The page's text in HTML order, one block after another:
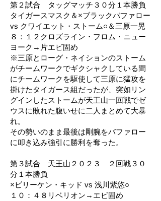
第２試合 タッグマッチ３０分１本勝負
タイガースマスク＆×ブラックバファロー
vs クワイエット・ストーム○＆三原一晃
８：１２クロズライン・フロム・ニュー
ヨーク→片エビ固め
※三原とローグ・ネイションのストーム
がチームワークでギクシャクしている間
にチームワークを駆使して三原に猛攻を
掛けたタイガース組だったが、突如リン
グインしたストームが天王山一回戦でゼ
ウスに敗れた腹いせに二人まとめて大暴
れ。
その勢いのまま最後は剛腕をバファロー
に叩き込み強引に勝利を奪った。
第３試合 天王山２０２３ ２回戦３０
分１本勝負
×ビリーケン・キッド vs 浅川紫悠○
１０：４８リベリオン→エビ固め